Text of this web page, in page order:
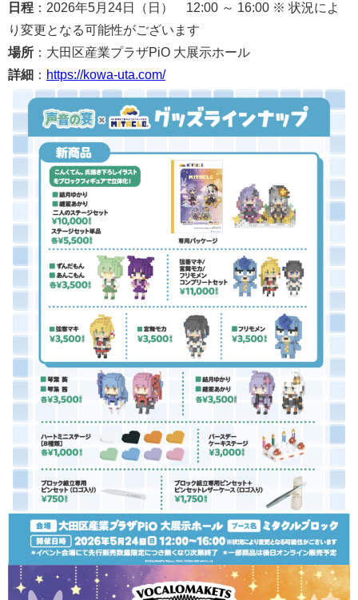
日程 ：2026年5月24日（日） 12:00 ～ 16:00 ※ 状況によ
り変更となる可能性がございます
場所 ：大田区産業プラザPiO 大展示ホール
詳細 ： https://kowa-uta.com/